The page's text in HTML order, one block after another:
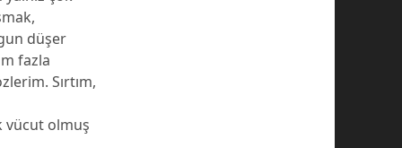
düşer
fazla
Sırtım,
vücut olmuş